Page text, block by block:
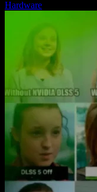
Hardware